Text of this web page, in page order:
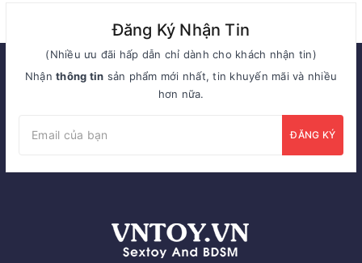
Đăng Ký Nhận Tin
(Nhiều ưu đãi hấp dẫn chỉ dành cho khách nhận tin)
Nhậnthông tin sản phẩm mới nhất, tin khuyến mãi và nhiều
hơn nữa.
ĐĂNG KÝ